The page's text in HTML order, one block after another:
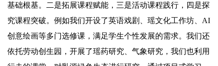
基础根基。二是拓展课程赋能，三是活动课程践行，四是探
究课程突破。例如我们开设了英语戏剧、瑶文化工作坊、AI
创意绘画等多门选修课，满足学生个性发展的需求。我们还
依托劳动创生园，开展了瑶药研究、气象研究，我们也利用